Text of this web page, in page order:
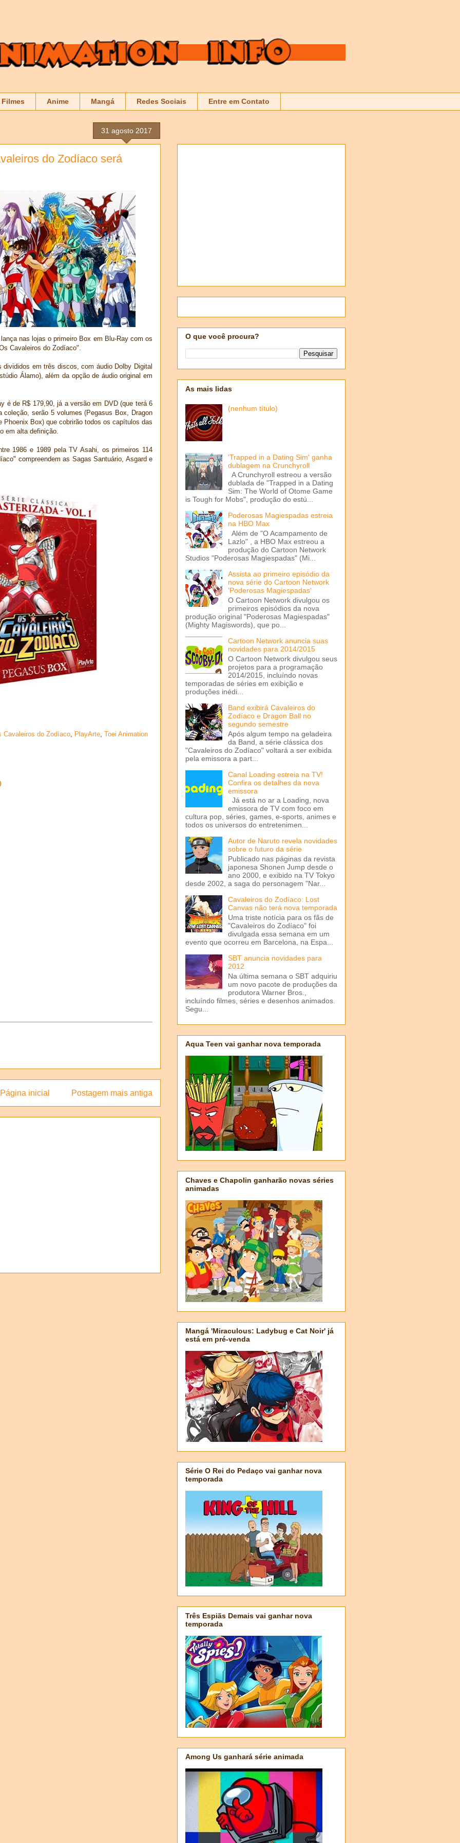
Filmes Anime Mangá Redes Sociais Entre em Contato
31 agosto 2017
do Zodíaco será
nas lojas o primeiro Box em Blu-Ray com os
Cavaleiros do Zodíaco".
em três discos, com áudio Dolby Digital
Álamo), além da opção de áudio original em
é de R$ 179,90, já a versão em DVD (que terá 6
serão 5 volumes (Pegasus Box, Dragon
Phoenix Box) que cobrirão todos os capítulos das
em alta definição.
1986 e 1989 pela TV Asahi, os primeiros 114
compreendem as Sagas Santuário, Asgard e
Cavaleiros do Zodíaco, PlayArte, Toei Animation
Postagem mais antiga
Página inicial
O que você procura?
As mais lidas
(nenhum título)
'Trapped in a Dating Sim' ganha
dublagem na Crunchyroll
A Crunchyroll estreou a versão
dublada de "Trapped in a Dating
Sim: The World of Otome Game
is Tough for Mobs", produção do estú...
Poderosas Magiespadas estreia
na HBO Max
Além de "O Acampamento de
Lazlo" , a HBO Max estreou a
produção do Cartoon Network
Studios "Poderosas Magiespadas" (Mi...
Assista ao primeiro episódio da
nova série do Cartoon Network
'Poderosas Magiespadas'
O Cartoon Network divulgou os
primeiros episódios da nova
produção original "Poderosas Magiespadas"
(Mighty Magiswords), que po...
Cartoon Network anuncia suas
novidades para 2014/2015
O Cartoon Network divulgou seus
projetos para a programação
2014/2015, incluíndo novas
temporadas de séries em exibição e
produções inédi...
Band exibirá Cavaleiros do
Zodíaco e Dragon Ball no
segundo semestre
Após algum tempo na geladeira
da Band, a série clássica dos
"Cavaleiros do Zodíaco" voltará a ser exibida
pela emissora a part...
Canal Loading estreia na TV!
Confira os detalhes da nova
emissora
Já está no ar a Loading, nova
emissora de TV com foco em
cultura pop, séries, games, e-sports, animes e
todos os universos do entretenimen...
Autor de Naruto revela novidades
sobre o futuro da série
Publicado nas páginas da revista
japonesa Shonen Jump desde o
ano 2000, e exibido na TV Tokyo
desde 2002, a saga do personagem "Nar...
Cavaleiros do Zodíaco: Lost
Canvas não terá nova temporada
Uma triste notícia para os fãs de
"Cavaleiros do Zodíaco" foi
divulgada essa semana em um
evento que ocorreu em Barcelona, na Espa...
SBT anuncia novidades para
2012
Na última semana o SBT adquiriu
um novo pacote de produções da
produtora Warner Bros.,
incluíndo filmes, séries e desenhos animados.
Segu...
Aqua Teen vai ganhar nova temporada
Chaves e Chapolin ganharão novas séries
animadas
Mangá 'Miraculous: Ladybug e Cat Noir' já
está em pré-venda
Série O Rei do Pedaço vai ganhar nova
temporada
Três Espiãs Demais vai ganhar nova
temporada
Among Us ganhará série animada